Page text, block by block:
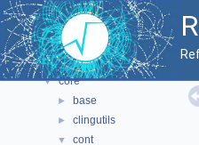
► All Classes
▼ Files
▼ File List
► bindings
▼ core
► base
► clingutils
▼
cont